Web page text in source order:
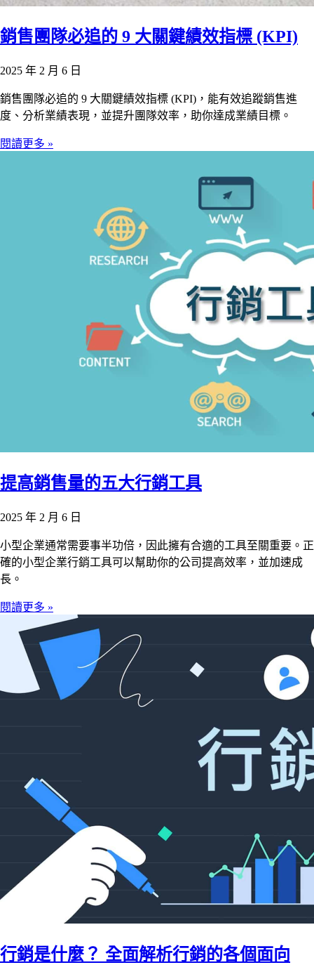
銷售團隊必追的 9 大關鍵績效指標 (KPI)
2025 年 2 月 6 日
銷售團隊必追的 9 大關鍵績效指標 (KPI)，能有效追蹤銷售進
度、分析業績表現，並提升團隊效率，助你達成業績目標。
閱讀更多 »
提高銷售量的五大行銷工具
2025 年 2 月 6 日
小型企業通常需要事半功倍，因此擁有合適的工具至關重要。正
確的小型企業行銷工具可以幫助你的公司提高效率，並加速成
長。
閱讀更多 »
行銷是什麼？ 全面解析行銷的各個面向